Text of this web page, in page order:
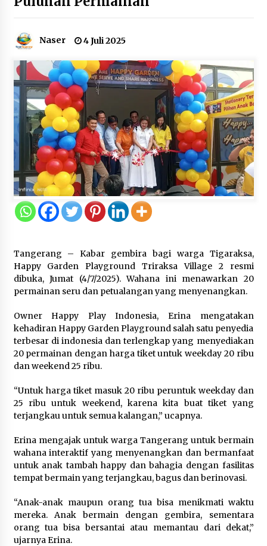
8 Agustus 2026
9 Kopi Botol Terbaik yang Praktis
untuk Menemani Aktivitas
8 Agustus 2026
Kemenpar Turut Perkuat
Pengembangan KEK Samota
sebagai Destinasi Wisata Bahari
Berkelas Dunia
Festival Lembah Baliem Perkuat
Ekonomi Masyarakat Papua
Pegunungan
8 Agustus 2026
Bakteri Yogurt, Kenali Manfaatnya
8 Agustus 2026
Perawatan PCOS yang Efektif untuk
Menjaga Kesuburan
8 Agustus 2026
Naser 4 Juli 2025
Tangerang – Kabar gembira bagi warga Tigaraksa,
Happy Garden Playground Triraksa Village 2 resmi
dibuka, Jumat (4/7/2025). Wahana ini menawarkan 20
permainan seru dan petualangan yang menyenangkan.
Owner Happy Play Indonesia, Erina mengatakan
kehadiran Happy Garden Playground salah satu penyedia
terbesar di indonesia dan terlengkap yang menyediakan
20 permainan dengan harga tiket untuk weekday 20 ribu
dan weekend 25 ribu.
“Untuk harga tiket masuk 20 ribu peruntuk weekday dan
25 ribu untuk weekend, karena kita buat tiket yang
terjangkau untuk semua kalangan,” ucapnya.
Erina mengajak untuk warga Tangerang untuk bermain
wahana interaktif yang menyenangkan dan bermanfaat
untuk anak tambah happy dan bahagia dengan fasilitas
tempat bermain yang terjangkau, bagus dan berinovasi.
“Anak-anak maupun orang tua bisa menikmati waktu
mereka. Anak bermain dengan gembira, sementara
orang tua bisa bersantai atau memantau dari dekat,”
ujarnya Erina.